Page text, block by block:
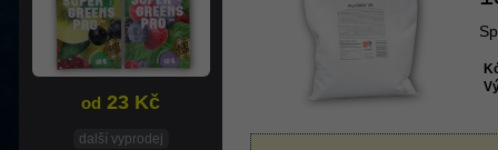
od 23 Kč
další vyprodej